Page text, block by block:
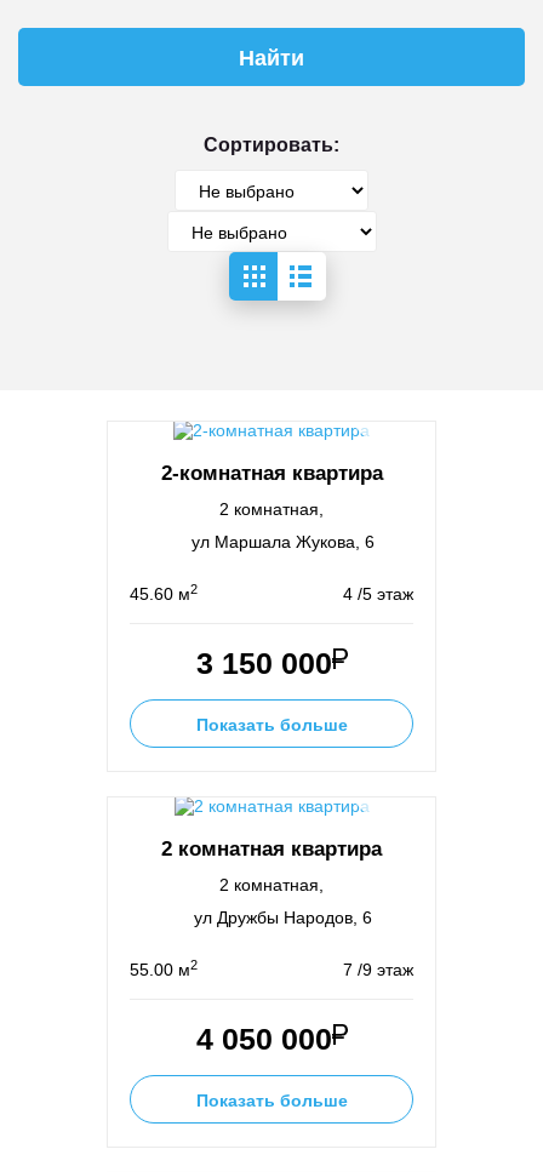
Сортировать:
2-комнатная квартира
2 комнатная,
ул Маршала Жукова, 6
45.60 м2 4 /5 этаж
3 150 000
Показать больше
2 комнатная квартира
2 комнатная,
ул Дружбы Народов, 6
55.00 м2 7 /9 этаж
4 050 000
Показать больше